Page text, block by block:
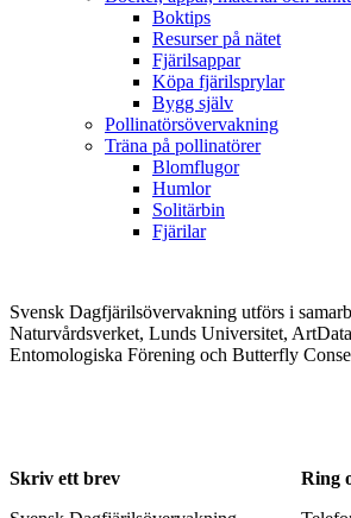
Boktips
Resurser på nätet
Fjärilsappar
Köpa fjärilsprylar
Bygg själv
Pollinatörsövervakning
Träna på pollinatörer
Blomflugor
Humlor
Solitärbin
Fjärilar
Svensk Dagfjärilsövervakning utförs i
Naturvårdsverket, Lunds Universitet,
Entomologiska Förening och Butterfly
Skriv ett brev
Ring